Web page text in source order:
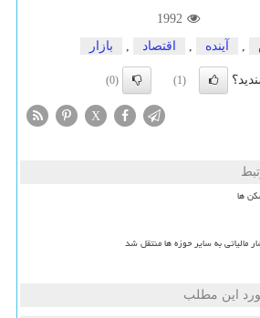
1992
, آینده , اقتصاد , بازار
(1)
(0)
X
ها
این مطلب